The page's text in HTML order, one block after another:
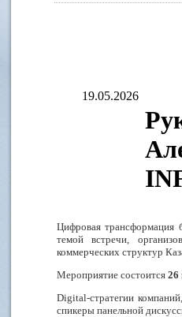
19.05.2026
Цифровая трансформация
темой встречи,
коммерческих структур
Мероприятие состоится 26
Digital-стратегии
спикеры панельной